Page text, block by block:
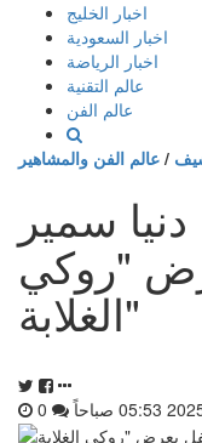
إذهب
المحتوى
اخبار الخليج
اخبار السعودية
اخبار الرياضة
عالم التقنية
عالم الفن
/ عالم الفن والمشاهير
سمير
"روكي
الغلابة"